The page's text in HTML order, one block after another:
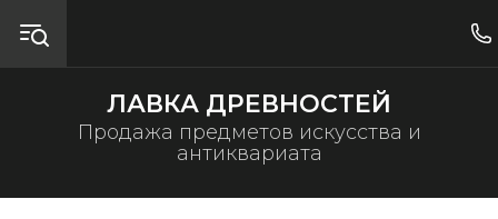
ЛАВКА ДРЕВНОСТЕЙ
Продажа предметов искусства и
антиквариата